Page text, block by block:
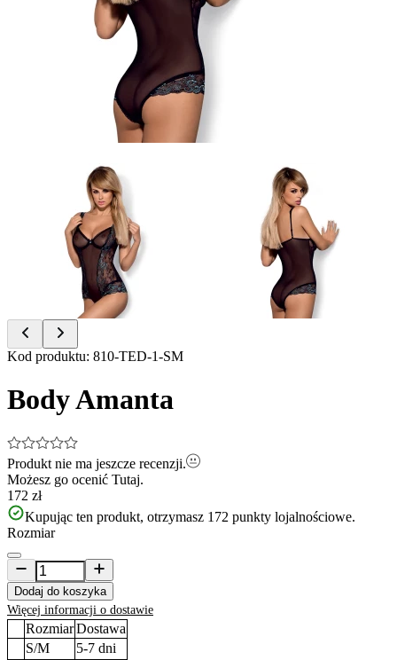
Item
of
Kod produktu: 810-TED-1-SM
Body Amanta
Produkt nie ma jeszcze recenzji.
Możesz go ocenić Tutaj.
172 zł
Kupując ten produkt, otrzymasz 172 punkty lojalnościowe.
Rozmiar
Dodaj do koszyka
Więcej informacji o dostawie
RozmiarDostawa
S/M
5-7 dni